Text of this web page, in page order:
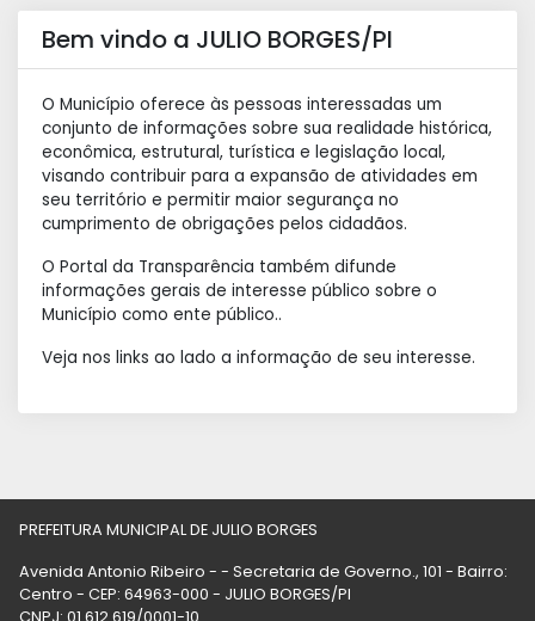
Bem vindo a JULIO BORGES/PI
O Município oferece às pessoas interessadas um
conjunto de informações sobre sua realidade histórica,
econômica, estrutural, turística e legislação local,
visando contribuir para a expansão de atividades em
seu território e permitir maior segurança no
cumprimento de obrigações pelos cidadãos.
O Portal da Transparência também difunde
informações gerais de interesse público sobre o
Município como ente público..
Veja nos links ao lado a informação de seu interesse.
PREFEITURA MUNICIPAL DE JULIO BORGES
Avenida Antonio Ribeiro - - Secretaria de Governo., 101 - Bairro:
Centro - CEP: 64963-000 - JULIO BORGES/PI
CNPJ: 01.612.619/0001-10